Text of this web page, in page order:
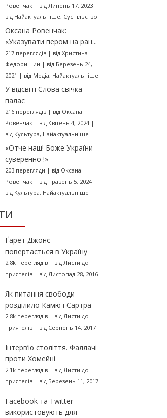
Ровенчак| від Липень 17, 2023|
від Найактуальніше, Суспільство
Оксана Ровенчак:
«Указувати пером на ран...
217 переглядів| від Христина
Федоришин | від Березень 24,
2021 | від Медіа, Найактуальніше
У відсвіті Слова свічка
палає
216 переглядів| від Оксана
Ровенчак| від Квітень 4, 2024|
від Культура, Найактуальніше
«Отче наш! Боже України
суверенної!»
203 перегляди | від Оксана
Ровенчак| від Травень 5, 2024|
від Культура, Найактуальніше
Ґарет Джонс
повертається в Україну
2.8k переглядів| від Листи до
приятелів| від Листопад 28, 2016
Як питання свободи
розділило Камю і Сартра
2.8k переглядів| від Листи до
приятелів| від Серпень 14, 2017
Інтерв’ю століття. Фаллачі
проти Хомейні
2.1k переглядів| від Листи до
приятелів| від Березень 11, 2017
Facebook та Twitter
використовують для